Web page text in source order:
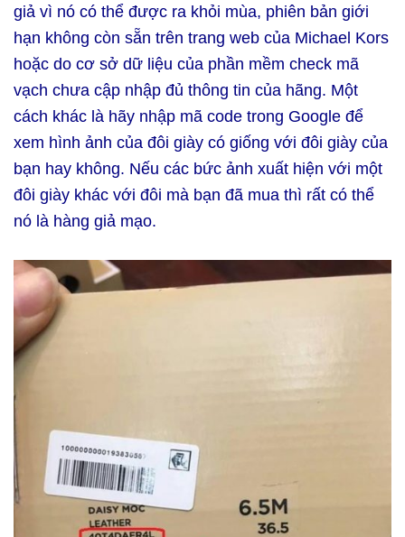
giả vì nó có thể được ra khỏi mùa, phiên bản giới
hạn không còn sẵn trên trang web của Michael Kors
hoặc do cơ sở dữ liệu của phần mềm check mã
vạch chưa cập nhập đủ thông tin của hãng. Một
cách khác là hãy nhập mã code trong Google để
xem hình ảnh của đôi giày có giống với đôi giày của
bạn hay không. Nếu các bức ảnh xuất hiện với một
đôi giày khác với đôi mà bạn đã mua thì rất có thể
nó là hàng giả mạo.